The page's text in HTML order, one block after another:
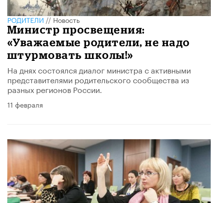
РОДИТЕЛИ//Новость
Министр просвещения:
«Уважаемые родители, не надо
штурмовать школы!»
На днях состоялся диалог министра с активными
представителями родительского сообщества из
разных регионов России.
11 февраля